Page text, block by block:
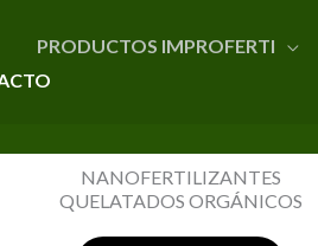
PRODUCTOS IMPROFERTI
NANOFERTILIZANTES
QUELATADOS ORGÁNICOS